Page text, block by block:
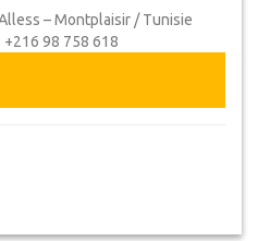
– Montplaisir / Tunisie
+216 98 758 618